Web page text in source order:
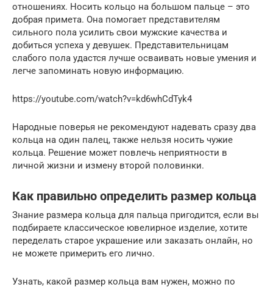
отношениях. Носить кольцо на большом пальце – это
добрая примета. Она помогает представителям
сильного пола усилить свои мужские качества и
добиться успеха у девушек. Представительницам
слабого пола удастся лучше осваивать новые умения и
легче запоминать новую информацию.
https://youtube.com/watch?v=kd6whCdTyk4
Народные поверья не рекомендуют надевать сразу два
кольца на один палец, также нельзя носить чужие
кольца. Решение может повлечь неприятности в
личной жизни и измену второй половинки.
Как правильно определить размер кольца
Знание размера кольца для пальца пригодится, если вы
подбираете классическое ювелирное изделие, хотите
переделать старое украшение или заказать онлайн, но
не можете примерить его лично.
Узнать, какой размер кольца вам нужен, можно по